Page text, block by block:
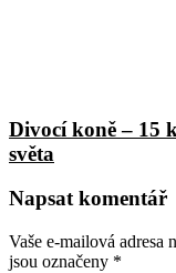
Divocí koně – 15
světa
Napsat komentář
Vaše e-mailová adresa
jsou označeny *